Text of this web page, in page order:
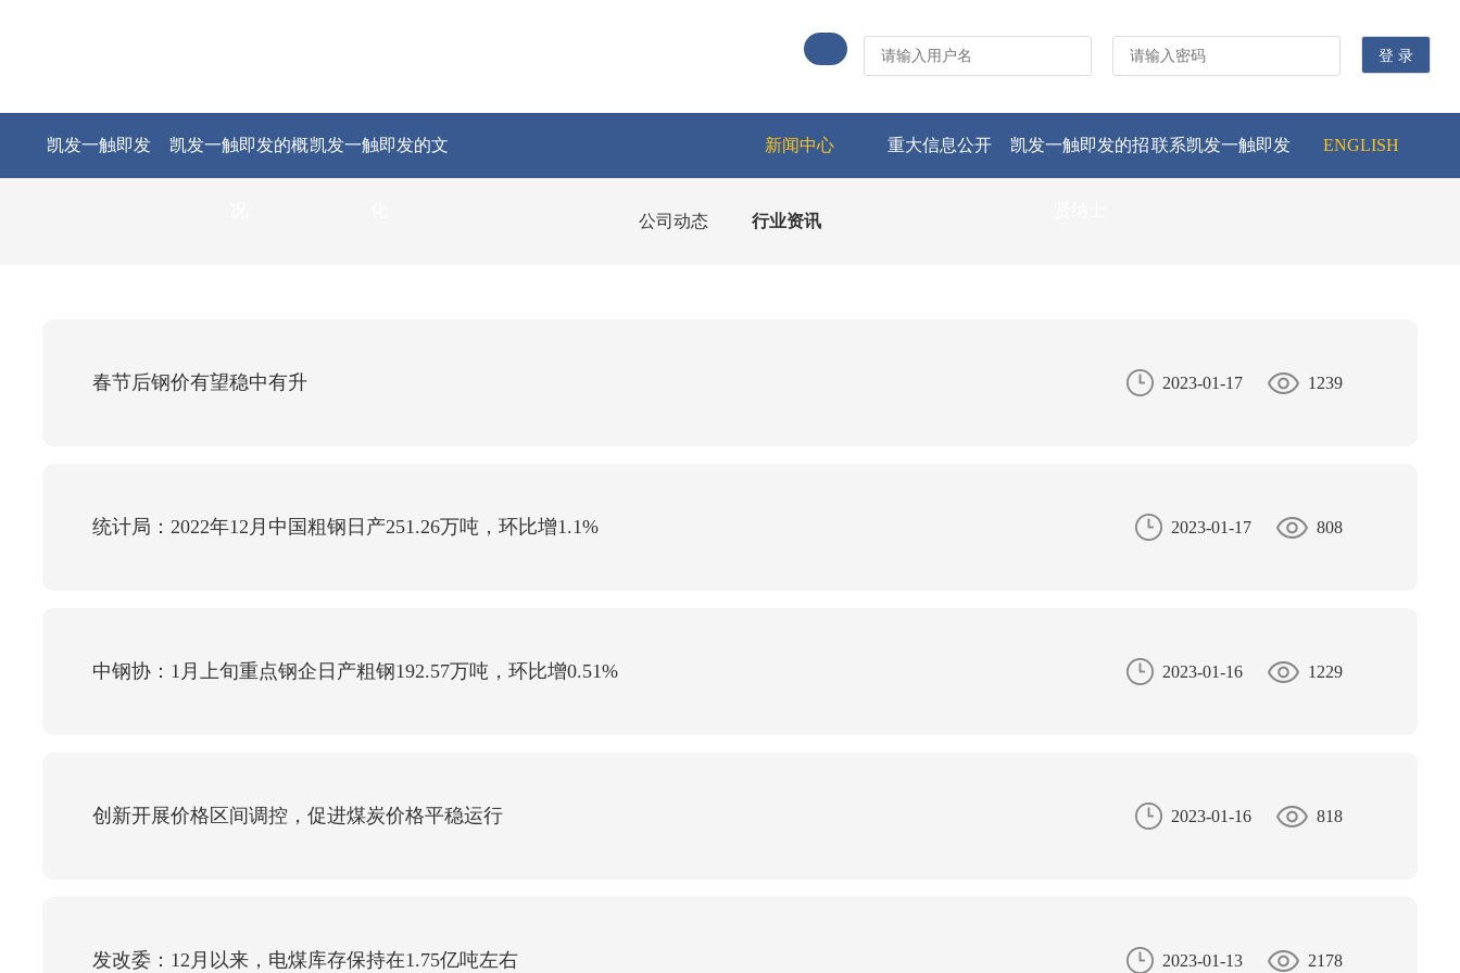
凯发一触即发 凯发一触即发的概凯发一触即发的文 新闻中心 重大信息公开 凯发一触即发的招联系凯发一触即发 ENGLISH
公司动态 行业资讯
春节后钢价有望稳中有升 2023-01-17 1239
统计局：2022年12月中国粗钢日产251.26万吨，环比增1.1% 2023-01-17 808
中钢协：1月上旬重点钢企日产粗钢192.57万吨，环比增0.51% 2023-01-16 1229
创新开展价格区间调控，促进煤炭价格平稳运行 2023-01-16 818
发改委：12月以来，电煤库存保持在1.75亿吨左右 2023-01-13 2178